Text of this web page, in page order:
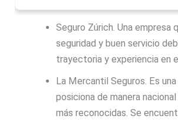
Seguro Zúrich. Una empresa
seguridad y buen servicio
trayectoria y experiencia en
La Mercantil Seguros. Es
posiciona de manera
más reconocidas. Se